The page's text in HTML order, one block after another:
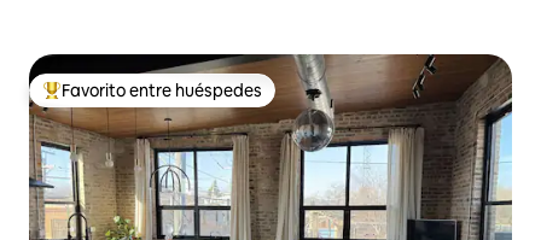
De los mejores en Favorito entre huéspedes
Favorito entre huéspedes